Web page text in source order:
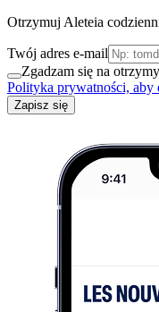
Otrzymuj Aleteia
Twój adres e-mail
Zgadzam się na
Polityka prywatności, aby
Zapisz się